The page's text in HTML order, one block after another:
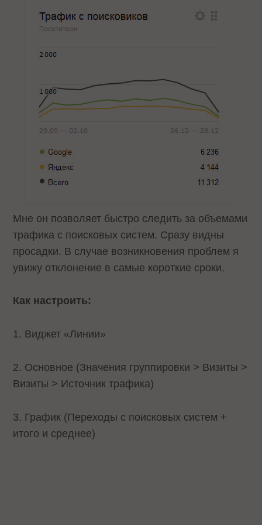
Мне он позволяет быстро следить за объемами
трафика с поисковых систем. Сразу видны
просадки. В случае возникновения проблем я
увижу отклонение в самые короткие сроки.
Как настроить:
1. Виджет «Линии»
2. Основное (Значения группировки > Визиты >
Визиты > Источник трафика)
3. График (Переходы с поисковых систем +
итого и среднее)